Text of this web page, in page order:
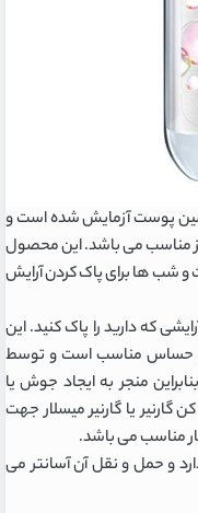
پوست آزمایش شده است و
مناسب می باشد. این محصول
و شب ها برای پاک کردن آرایش
که دارید را پاک کنید. این
و حساس مناسب است و توسط
منجر به ایجاد جوش یا
یا گارنیر میسلار جهت
مناسب می باشد.
واتر گارنیه حجم 200 میل دارد و حمل و نقل آن آسانتر می